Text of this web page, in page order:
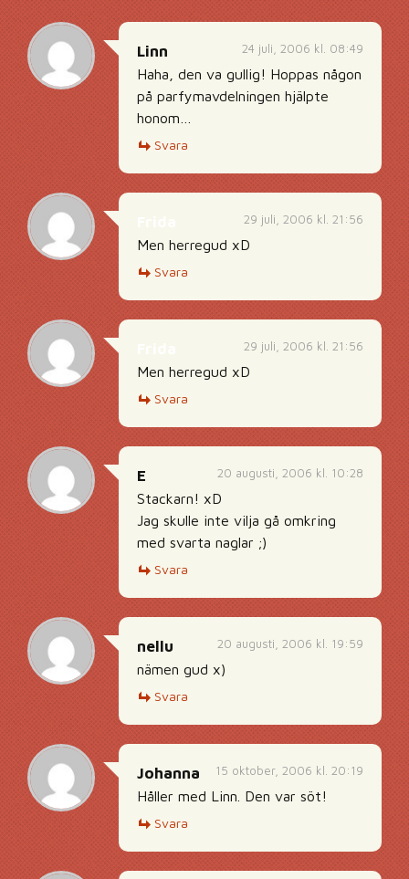
24 juli, 2006 kl. 08:49
Linn
Haha, den va gullig! Hoppas någon
på parfymavdelningen hjälpte
honom…
Svara
29 juli, 2006 kl. 21:56
Men herregud xD
Svara
29 juli, 2006 kl. 21:56
Men herregud xD
Svara
20 augusti, 2006 kl. 10:28
E
Stackarn! xD
Jag skulle inte vilja gå omkring
med svarta naglar ;)
Svara
20 augusti, 2006 kl. 19:59
nellu
nämen gud x)
Svara
15 oktober, 2006 kl. 20:19
Johanna
Håller med Linn. Den var söt!
Svara